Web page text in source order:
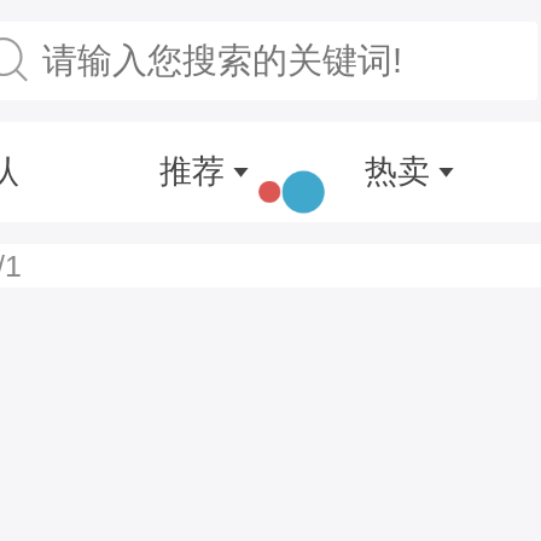
推荐 热卖